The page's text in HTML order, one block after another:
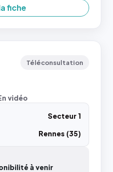
fiche
Téléconsultation
vidéo
Secteur 1
Rennes (35)
à venir